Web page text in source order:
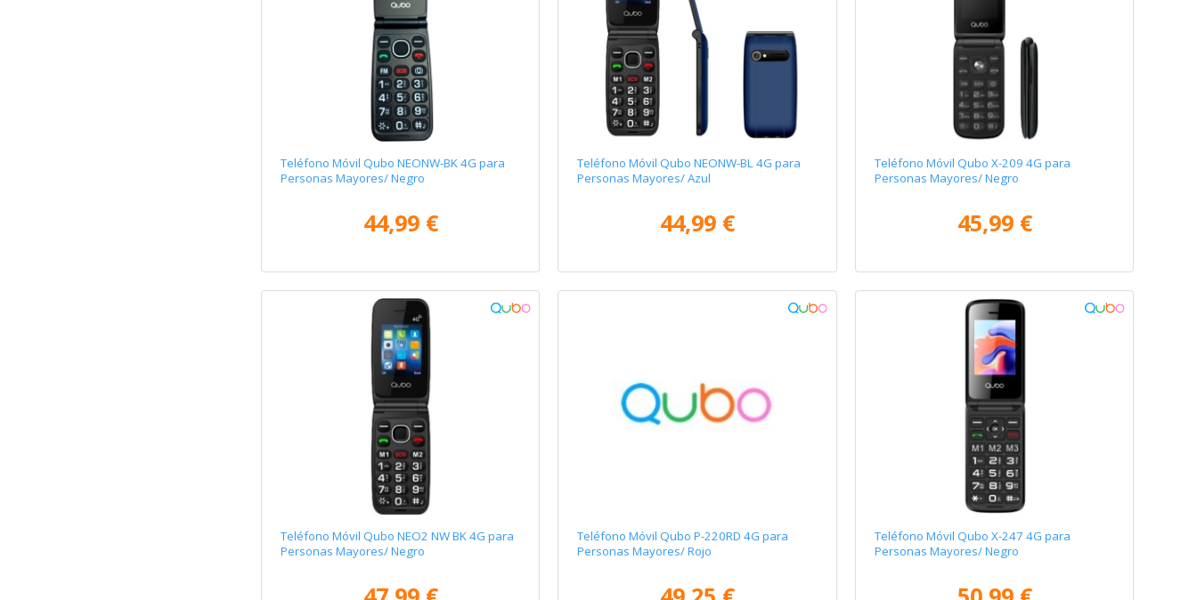
Teléfono Móvil Qubo NEONW-BK 4G para
Personas Mayores/ Negro
44,99 €
Teléfono Móvil Qubo NEONW-BL 4G para
Personas Mayores/ Azul
44,99 €
Teléfono Móvil Qubo X-209 4G para
Personas Mayores/ Negro
45,99 €
Teléfono Móvil Qubo NEO2 NW BK 4G para
Personas Mayores/ Negro
Teléfono Móvil Qubo P-220RD 4G para
Personas Mayores/ Rojo
Teléfono Móvil Qubo X-247 4G para
Personas Mayores/ Negro